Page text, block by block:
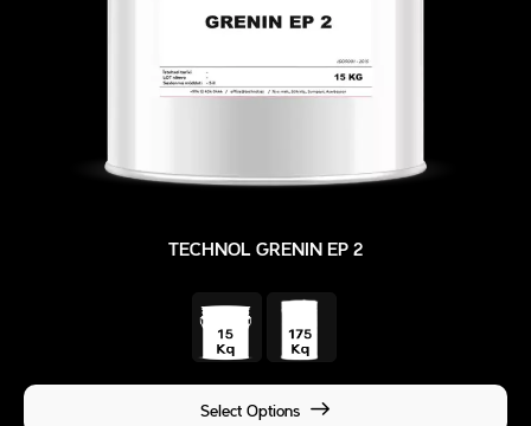
TECHNOL GRENIN EP 2
Select Options